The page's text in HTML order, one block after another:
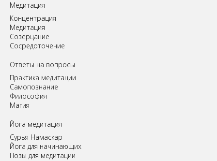
Медитация
Концентрация
Медитация
Созерцание
Сосредоточение
Ответы на вопросы
Практика медитации
Самопознание
Философия
Магия
Йога медитация
Сурья Намаскар
Йога для начинающих
Позы для медитации